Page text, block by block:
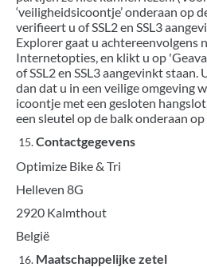
‘veiligheidsicoontje’ onderaan op
verifieert u of SSL2 en SSL3
Explorer gaat u achtereenvolgens
Internetopties, en klikt u op
of SSL2 en SSL3 aangevinkt
dan dat u in een veilige omgeving
icoontje met een gesloten
een sleutel op de balk onderaan op
Contactgegevens
Optimize Bike & Tri
Helleven 8G
2920 Kalmthout
België
Maatschappelijke zetel